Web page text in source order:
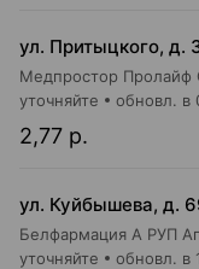
ул. Притыцкого, д.
2,77 р.
уточняйте обновл. в
ул. Куйбышева, д.
Белфармация А РУП
уточняйте обновл. в